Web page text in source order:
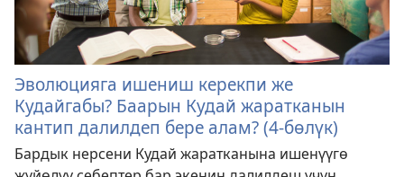
Эволюцияга ишениш керекпи же
Кудайгабы? Баарын Кудай жаратканын
кантип далилдеп бере алам? (4-бөлүк)
Бардык нерсени Кудай жаратканына ишенүүгө